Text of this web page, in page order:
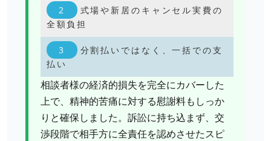
式場や新居のキャンセル実費の
全額負担
分割払いではなく、一括での支
払い
相談者様の経済的損失を完全にカバーした
上で、精神的苦痛に対する慰謝料もしっか
りと確保しました。訴訟に持ち込まず、交
渉段階で相手方に全責任を認めさせたスピ